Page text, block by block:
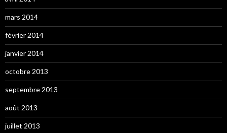
mars 2014
février 2014
janvier 2014
octobre 2013
septembre 2013
août 2013
juillet 2013